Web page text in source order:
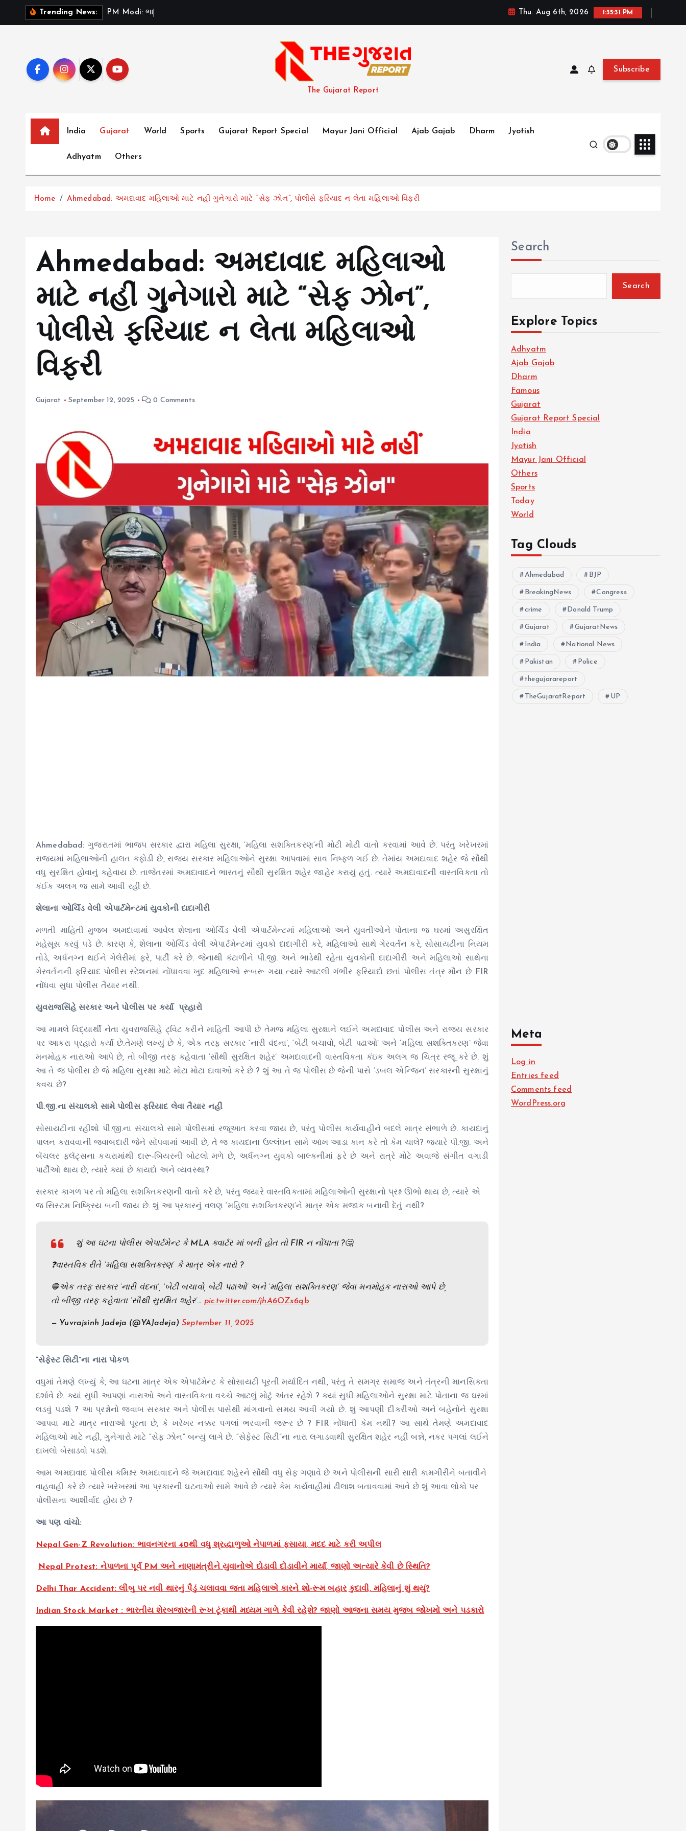
Trending News: P M M o d i: ભ Thu. Aug 6th, 2026 1:35:33 PM
The Gujarat Report
Subscribe
India Gujarat World Sports Gujarat Report Special Mayur Jani Official Ajab Gajab Dharm Jyotish
Adhyatm Others
Home Ahmedabad: અમદાવાદ મહિલાઓ માટે નહીં ગુનેગારો માટે “સેફ ઝોન”, પોલીસે ફરિયાદ ન લેતા મહિલાઓ વિફરી
Ahmedabad: અમદાવાદ મહિલાઓ
માટે નહીં ગુનેગારો માટે “સેફ ઝોન”,
પોલીસે ફરિયાદ ન લેતા મહિલાઓ
વિફરી
Gujarat September 12, 2025 0 Comments
Ahmedabad: ગુજરાતમાં ભાજપ સરકાર દ્વારા મહિલા સુરક્ષા, ‘મહિલા સશક્તિકરણ’ની મોટી મોટી વાતો કરવામાં આવે છે. પરંતુ ખરેખરમાં
રાજ્યમાં મહિલાઓની હાલત કફોડી છે, રાજ્ય સરકાર મહિલાઓને સુરક્ષા આપવામાં સાવ નિષ્ફળ ગઈ છે. તેમાંય અમદાવાદ શહેર જે સૌથી
વધુ સુરક્ષિત હોવાનું કહેવાય છે. તાજેતરમાં અમદાવાદને ભારતનું સૌથી સુરક્ષિત શહેર જાહેર કરાયું હતું. ત્યારે અમદાવાદની વાસ્તવિકતા તો
કંઈક અલગ જ સામે આવી રહી છે.
શેલાના ઓર્ચિડ વેલી એપાર્ટમેન્ટમાં યુવકોની દાદાગીરી
મળતી માહિતી મુજબ અમદાવામાં આવેલ શેલાના ઓર્ચિડ વેલી એપાર્ટમેન્ટમાં મહિલાઓ અને યુવતીઓને પોતાના જ ઘરમાં અસુરક્ષિત
મહેસૂસ કરવું પડે છે. કારણ કે, શેલાના ઓર્ચિડ વેલી એપાર્ટમેન્ટમાં યુવકો દાદાગીરી કરે, મહિલાઓ સાથે ગેરવર્તન કરે, સોસાયટીના નિયમ
તોડે, અર્ધનગ્ન થઈને ગેલેરીમાં ફરે, પાર્ટી કરે છે. જેનાથી કંટાળીને પી.જી. અને ભાડેથી રહેતા યુવકોની દાદાગીરી અને મહિલાઓ સાથેના
ગેરવર્તનની ફરિયાદ પોલીસ સ્ટેશનમાં નોંધાવવા ખુદ મહિલાઓ રૂબરૂ ગયા ત્યારે આટલી ગંભીર ફરિયાદો છતાં પોલીસ તંત્ર મૌન છે FIR
નોંધવા સુધા પોલીસ તૈયાર નથી.
યુવરાજસિંહે સરકાર અને પોલીસ પર કર્યા પ્રહારો
આ મામલે વિદ્યાર્થી નેતા યુવરાજસિંહે ટ્વિટ કરીને માહિતી આપી છે તેમજ મહિલા સુરક્ષાને લઈને અમદાવાદ પોલીસ અને રાજ્ય સરકાર
પર આકરા પ્રહારો કર્યા છે.તેમણે લખ્યું છે કે, એક તરફ સરકાર ‘નારી વંદના’, ‘બેટી બચાવો, બેટી પઢાઓ’ અને ‘મહિલા સશક્તિકરણ’ જેવા
મનમોહક નારાઓ આપે છે, તો બીજી તરફ કહેવાતા ‘સૌથી સુરક્ષિત શહેર’ અમદાવાદની વાસ્તવિકતા કંઇક અલગ જ ચિત્ર રજૂ કરે છે. શું
આ તે જ પોલીસ છે જે મહિલા સુરક્ષા માટે મોટા મોટા દાવાઓ કરે છે ? શું આ તે જ પોલીસ છે જેની પાસે ‘ડબલ એન્જિન’ સરકારની સુરક્ષાનું
કવચ છે?
પી.જી.ના સંચાલકો સામે પોલીસ ફરિયાદ લેવા તૈયાર નહીં
સોસાયટીના રહીશો પી.જી.ના સંચાલકો સામે પોલીસમાં રજૂઆત કરવા જાય છે, પરંતુ પોલીસ કાર્યવાહીને બદલે માત્ર સંભાળે છે. કાયદાનું
પાલન કરાવવાની જવાબદારી જેને સોંપવામાં આવી છે, તે જ કાયદાના ઉલ્લંઘન સામે આંખ આડા કાન કરે તો કેમ ચાલે? જ્યારે પી.જી. અને
બૅચલર ફ્લૅટ્સના કચરામાંથી દારૂ-બિયરની બોટલો મળે છે, અર્ધનગ્ન યુવકો બાલ્કનીમાં ફરે છે અને રાત્રે મોટે અવાજે સંગીત વગાડી
પાર્ટીઓ થાય છે, ત્યારે ક્યાં છે કાયદો અને વ્યવસ્થા?
સરકાર કાગળ પર તો મહિલા સશક્તિકરણની વાતો કરે છે, પરંતુ જ્યારે વાસ્તવિકતામાં મહિલાઓની સુરક્ષાનો પ્રશ્ન ઊભો થાય છે, ત્યારે એ
જ સિસ્ટમ નિષ્ક્રિય બની જાય છે. શું આ પ્રકારનું વલણ ‘મહિલા સશક્તિકરણ’ને માત્ર એક મજાક બનાવી દેતું નથી?
શું આ ઘટના પોલીસ એપાર્ટમેન્ટ કે MLA ક્વાર્ટર માં બની હોત તો FIR ન નોંધાતા ?🤔
❓વાસ્તવિક રીતે ‘મહિલા સશક્તિકરણ’ કે માત્ર એક નારો ?
🛑એક તરફ સરકાર ‘નારી વંદના’, ‘બેટી બચાવો, બેટી પઢાઓ’ અને ‘મહિલા સશક્તિકરણ’ જેવા મનમોહક નારાઓ આપે છે,
તો બીજી તરફ કહેવાતા ‘સૌથી સુરક્ષિત શહેર’… pic.twitter.com/jhA6OZx6qb
— Yuvrajsinh Jadeja (@YAJadeja)September 11, 2025
“સેફેસ્ટ સિટી”ના નારા પોકળ
વધુમાં તેમણે લખ્યું કે, આ ઘટના માત્ર એક એપાર્ટમેન્ટ કે સોસાયટી પૂરતી મર્યાદિત નથી, પરંતુ તે સમગ્ર સમાજ અને તંત્રની માનસિકતા
દર્શાવે છે. ક્યાં સુધી આપણાં નારાઓ અને વાસ્તવિકતા વચ્ચે આટલું મોટું અંતર રહેશે ? ક્યાં સુધી મહિલાઓને સુરક્ષા માટે પોતાના જ ઘરમાં
લડવું પડશે ? આ પ્રશ્નોનો જવાબ સરકાર અને પોલીસ પાસેથી માંગવાનો સમય આવી ગયો છે. શું આપણી દીકરીઓ અને બહેનોને સુરક્ષા
આપવા માટે માત્ર નારાઓ પૂરતા છે, કે ખરેખર નક્કર પગલાં ભરવાની જરૂર છે ? FIR નોંધાતી કેમ નથી? આ સાથે તેમણે અમદાવાદ
મહિલાઓ માટે નહીં, ગુનેગારો માટે “સેફ ઝોન” બન્યું લાગે છે. “સેફેસ્ટ સિટી”ના નારા લગાડવાથી સુરક્ષિત શહેર નહીં બન્ને, નકર પગલાં લઈને
દાખલો બેસાડવો પડશે.
આમ અમદાવાદ પોલીસ કમિશ્નર અમદાવાદને જે અમદાવાદ શહેરને સૌથી વધુ સેફ ગણાવે છે અને પોલીસની સારી સારી કામગીરીને બતાવીને
વાહવાહી કરે છે ત્યારે ખરેખરમાં આ પ્રકારની ઘટનાઓ સામે આવે છે ત્યારે કેમ કાર્યવાહીમાં ઢીલાશ બતાવવામાં આવે છે શું આવા લોકો પર
પોલીસના આશીર્વાદ હોય છે ?
આ પણ વાંચો:
Nepal Gen-Z Revolution: ભાવનગરના 40થી વધુ શ્રદ્ધાળુઓ નેપાળમાં ફસાયા, મદદ માટે કરી અપીલ
Nepal Protest: નેપાળના પૂર્વ PM અને નાણામંત્રીને યુવાનોએ દોડાવી દોડાવીને માર્યા, જાણો અત્યારે કેવી છે સ્થિતિ?
Delhi Thar Accident: લીંબુ પર નવી થારનું પૈડું ચલાવવા જતા મહિલાએ કારને શો-રૂમ બહાર કુદાવી, મહિલાનું શું થયું?
Indian Stock Market : ભારતીય શેરબજારની રૂખ ટૂંકાથી મધ્યમ ગાળે કેવી રહેશે? જાણો આજના સમય મુજબ જોખમો અને પડકારો
Search
Search
Explore Topics
Adhyatm
Ajab Gajab
Dharm
Famous
Gujarat
Gujarat Report Special
India
Jyotish
Mayur Jani Official
Others
Sports
Today
World
Tag Clouds
Ahmedabad BJP
BreakingNews Congress
crime Donald Trump
Gujarat GujaratNews
India National News
Pakistan Police
thegujarareport
TheGujaratReport UP
Meta
Log in
Entries feed
Comments feed
WordPress.org